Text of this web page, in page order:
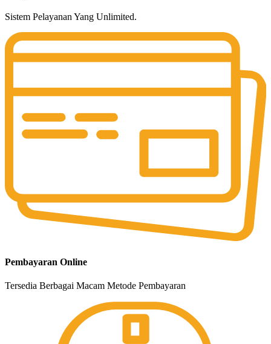
Sistem Pelayanan Yang Unlimited.
Pembayaran Online
Tersedia Berbagai Macam Metode Pembayaran